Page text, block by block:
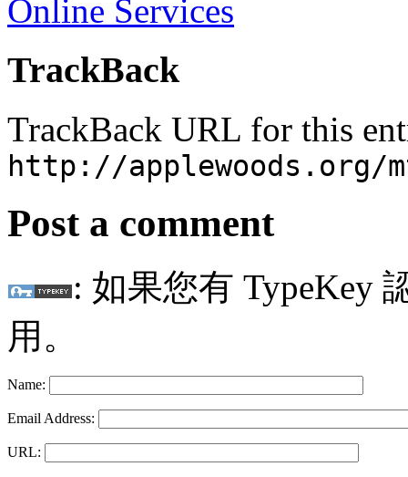
Online Services
TrackBack
TrackBack URL for this
http://applewoods.org/
Post a comment
: 如果您有 TypeKey
用。
Name:
Email Address:
URL: